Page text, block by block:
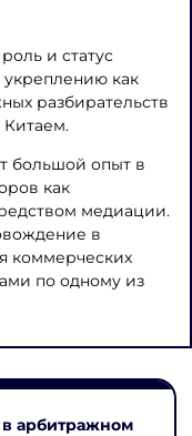
и статус
укреплению как
разбирательств
Китаем.
большой опыт в
как
медиации.
в
коммерческих
по одному из
арбитражном